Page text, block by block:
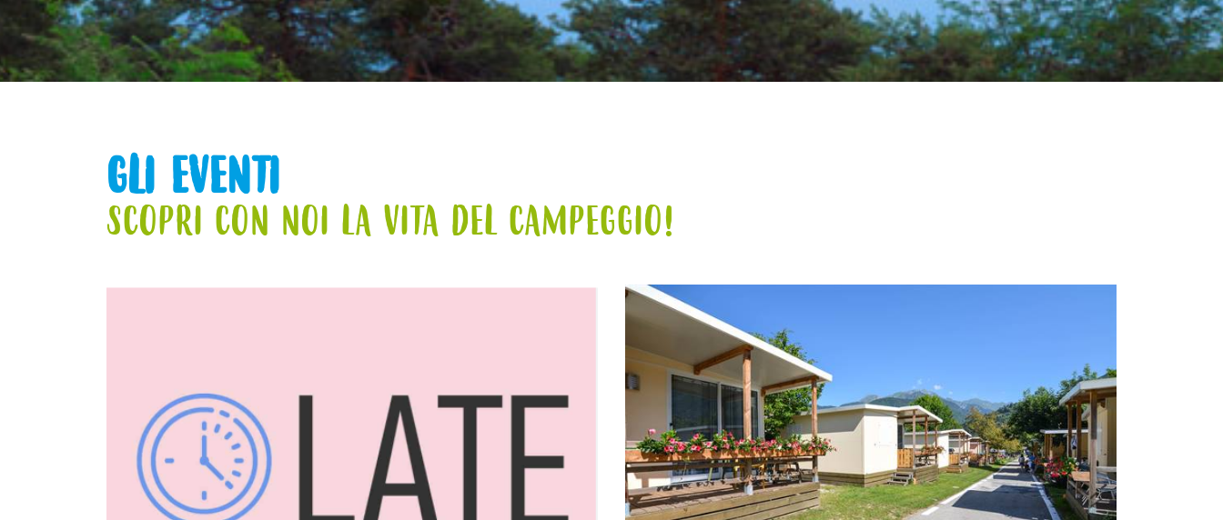
GLI EVENTI
SCOPRI CON NOI LA VITA DEL CAMPEGGIO!